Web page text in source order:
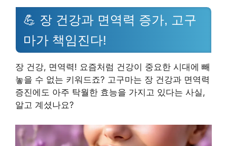
💪 장 건강과 면역력 증가, 고구
마가 책임진다!
장 건강, 면역력! 요즘처럼 건강이 중요한 시대에 빼
놓을 수 없는 키워드죠? 고구마는 장 건강과 면역력
증진에도 아주 탁월한 효능을 가지고 있다는 사실,
알고 계셨나요?